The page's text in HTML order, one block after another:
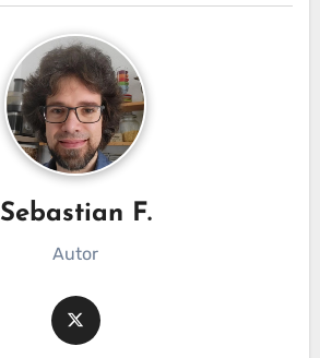
Sebastian F.
Autor